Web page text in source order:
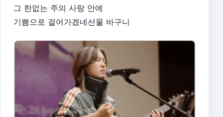
그 한없는 주의 사랑 안에
기쁨으로 걸어가겠네선물 바구니